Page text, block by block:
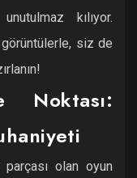
kılıyor.
siz de
Noktası:
olan oyun